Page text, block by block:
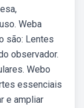
Weba
são: Lentes
observador.
Webo
essenciais
e ampliar